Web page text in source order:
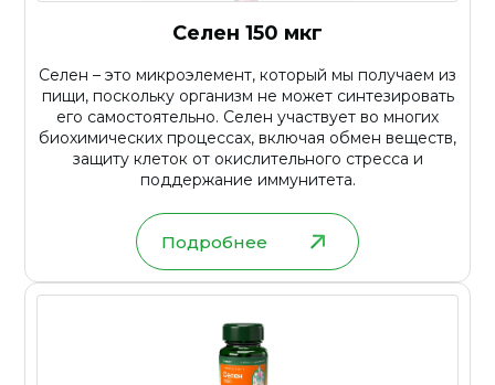
Селен 150 мкг
Селен – это микроэлемент, который мы получаем из
пищи, поскольку организм не может синтезировать
его самостоятельно. Селен участвует во многих
биохимических процессах, включая обмен веществ,
защиту клеток от окислительного стресса и
поддержание иммунитета.
Подробнее